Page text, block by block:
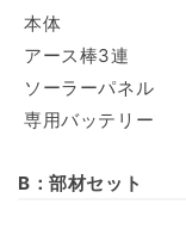
本体
アース棒3連
ソーラーパネル
専用バッテリー
B：部材セット